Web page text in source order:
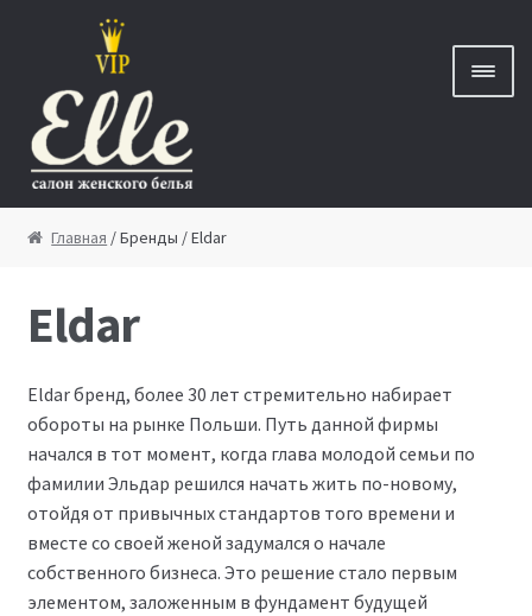
Перейти к навигации
Перейти к содержимому
Главная
Скидки
Новости
Размеры
Главная / Бренды / Eldar
Eldar
Eldar бренд, более 30 лет стремительно набирает
обороты на рынке Польши. Путь данной фирмы
начался в тот момент, когда глава молодой семьи по
фамилии Эльдар решился начать жить по-новому,
отойдя от привычных стандартов того времени и
вместе со своей женой задумался о начале
собственного бизнеса. Это решение стало первым
элементом, заложенным в фундамент будущей